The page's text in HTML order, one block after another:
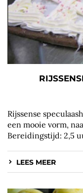
Rijssense
een mooie vorm,
Bereidingstijd: 2,5
LEES MEER